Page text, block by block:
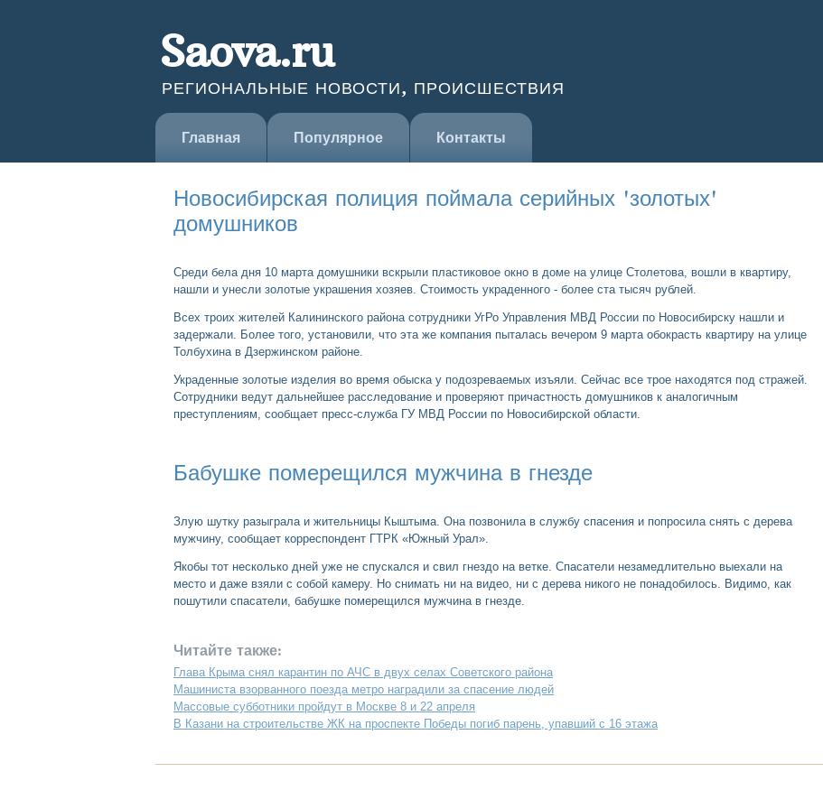
Saova.ru
РЕГИОНАЛЬНЫЕ НОВОСТИ, ПРОИСШЕСТВИЯ
Главная Популярное Контакты
Новосибирская полиция поймала серийных 'золотых'
домушников
Среди бела дня 10 марта домушники вскрыли пластиковое окно в доме на улице Столетова, вошли в квартиру,
нашли и унесли золотые украшения хозяев. Стоимость украденного - более ста тысяч рублей.
Всех троих жителей Калининского района сотрудники УгРо Управления МВД России по Новосибирску нашли и
задержали. Более того, установили, что эта же компания пыталась вечером 9 марта обокрасть квартиру на улице
Толбухина в Дзержинском районе.
Украденные золотые изделия во время обыска у подозреваемых изъяли. Сейчас все трое находятся под стражей.
Сотрудники ведут дальнейшее расследование и проверяют причастность домушников к аналогичным
преступлениям, сообщает пресс-служба ГУ МВД России по Новосибирской области.
Бабушке померещился мужчина в гнезде
Злую шутку разыграла и жительницы Кыштыма. Она позвонила в службу спасения и попросила снять с дерева
мужчину, сообщает корреспондент ГТРК «Южный Урал».
Якобы тот несколько дней уже не спускался и свил гнездо на ветке. Спасатели незамедлительно выехали на
место и даже взяли с собой камеру. Но снимать ни на видео, ни с дерева никого не понадобилось. Видимо, как
пошутили спасатели, бабушке померещился мужчина в гнезде.
Читайте также:
Глава Крыма снял карантин по АЧС в двух селах Советского района
Машиниста взорванного поезда метро наградили за спасение людей
Массовые субботники пройдут в Москве 8 и 22 апреля
В Казани на строительстве ЖК на проспекте Победы погиб парень, упавший с 16 этажа